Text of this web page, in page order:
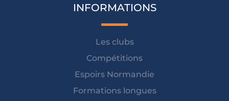
INFORMATIONS
Les clubs
Compétitions
Espoirs Normandie
Formations longues